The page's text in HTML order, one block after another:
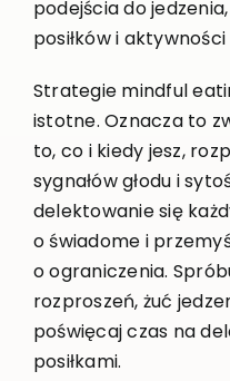
podejścia do
posiłków i
Strategie mindful
istotne. Oznacza to
to, co i kiedy jesz,
sygnałów głodu i
delektowanie się
o świadome i
o ograniczenia.
rozproszeń, żuć
poświęcaj czas na
posiłkami.